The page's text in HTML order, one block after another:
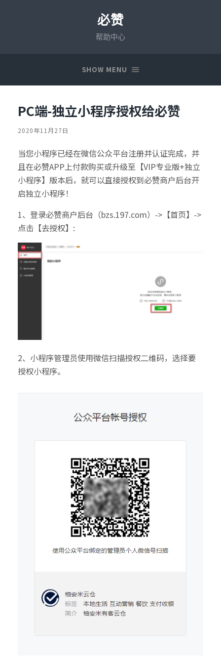
必赞
帮助中心
SHOW MENU
PC端-独立小程序授权给必赞
2020年11月27日
当您小程序已经在微信公众平台注册并认证完成，并
且在必赞APP上付款购买或升级至【VIP专业版+独立
小程序】版本后，就可以直接授权到必赞商户后台开
启独立小程序！
1、登录必赞商户后台（bzs.197.com）->【首页】->
点击【去授权】:
2、小程序管理员使用微信扫描授权二维码，选择要
授权小程序。